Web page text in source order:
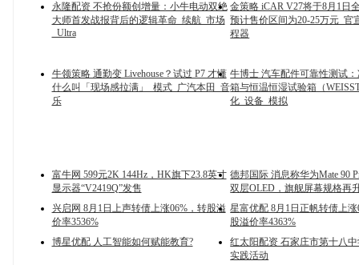
永隆配资 不抢份额创增量：小牛电动双绝
大师首发战报背后的逻辑革命_续航_市场
_Ultra
金策略 iCAR V27将于8月1日
预计售价区间为20-25万元_官
程器
牛领策略 通勤变 Livehouse？试过 P7 才懂
什么叫「现场感拉满」_模式_广汽本田_音
乐
牛博士 汽车配件可靠性测试
箱与恒温恒湿试验箱（
化_设备_模拟
富牛网 599元2K 144Hz，HK旗下23.8英寸
显示器“V2419Q”发售
德邦国际 消息称华为Mate 90
双层OLED，旗舰屏幕规格再
兴启网 8月1日上声转债上涨06%，转股溢
价率3536%
星富优配 8月1日正帆转债上涨
股溢价率4363%
博星优配 人工智能如何赋能教育?
红太阳配资 石家庄市第十八
实践活动